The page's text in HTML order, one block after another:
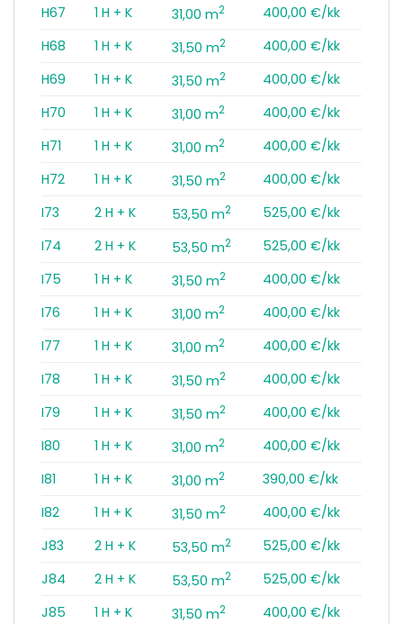
H67
1 H + K 31,00 m2
400,00 €/kk
H68
1 H + K 31,50 m2
400,00 €/kk
H69
1 H + K 31,50 m2
400,00 €/kk
H70
1 H + K 31,00 m2
400,00 €/kk
H71
1 H + K 31,00 m2
400,00 €/kk
H72
1 H + K 31,50 m2
400,00 €/kk
I73
2 H + K 53,50 m2
525,00 €/kk
I74
2 H + K 53,50 m2
525,00 €/kk
I75
1 H + K 31,50 m2
400,00 €/kk
I76
1 H + K 31,00 m2
400,00 €/kk
I77
1 H + K 31,00 m2
400,00 €/kk
I78
1 H + K 31,50 m2
400,00 €/kk
I79
1 H + K 31,50 m2
400,00 €/kk
I80
1 H + K 31,00 m2
400,00 €/kk
I81
1 H + K 31,00 m2
390,00 €/kk
I82
1 H + K 31,50 m2
400,00 €/kk
J83
2 H + K 53,50 m2
525,00 €/kk
J84
2 H + K 53,50 m2
525,00 €/kk
J85
1 H + K 31,50 m2 400,00 €/kk